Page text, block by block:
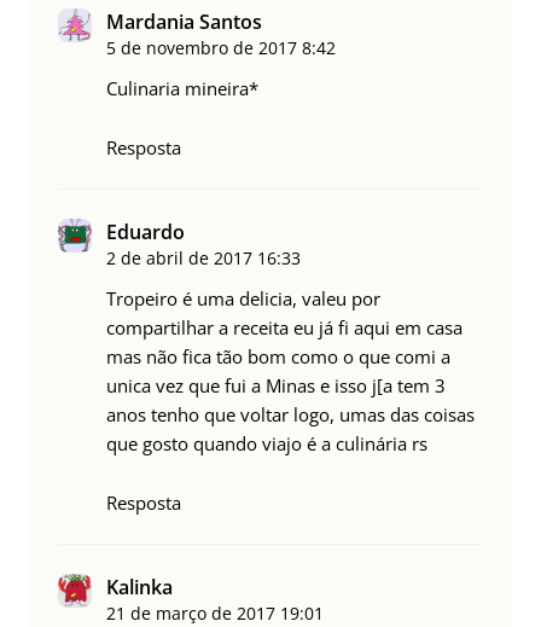
Mardania Santos
5 de novembro de 2017 8:42
Culinaria mineira*
Resposta
Eduardo
2 de abril de 2017 16:33
Tropeiro é uma delicia, valeu por
compartilhar a receita eu já fi aqui em casa
mas não fica tão bom como o que comi a
unica vez que fui a Minas e isso j[a tem 3
anos tenho que voltar logo, umas das coisas
que gosto quando viajo é a culinária rs
Resposta
Kalinka
21 de março de 2017 19:01